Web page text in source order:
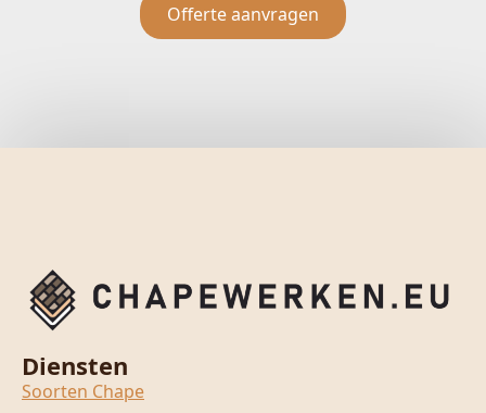
Offerte aanvragen
Diensten
Soorten Chape